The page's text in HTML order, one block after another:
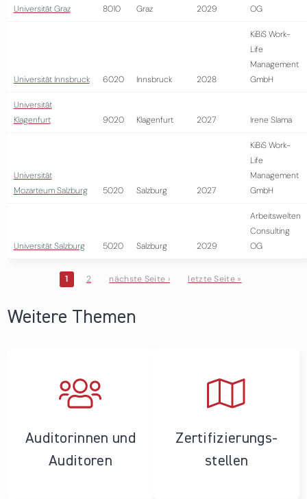
Universität Graz 8010 Graz 2029 OG
Universität Innsbruck 6020 Innsbruck 2028
KiBiS Work-
Life
Management
GmbH
Universität
Klagenfurt
9020 Klagenfurt 2027 Irene Slama
Universität
Mozarteum Salzburg
5020 Salzburg 2027
KiBiS Work-
Life
Management
GmbH
Universität Salzburg 5020 Salzburg 2029
Arbeitswelten
Consulting
OG
1 2 nächste Seite › letzte Seite »
Weitere Themen
Auditorinnen und
Auditoren
Zertifizierungs­
stellen